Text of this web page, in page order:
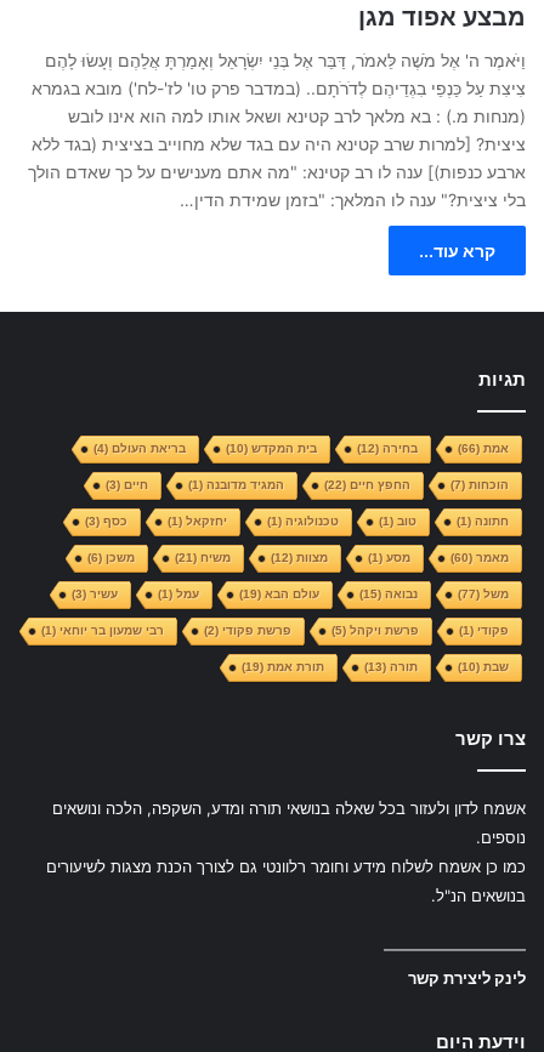
מבצע אפוד מגן
וַיֹּאמֶר ה' אֶל מֹשֶׁה לֵּאמֹר, דַּבֵּר אֶל בְּנֵי יִשְׂרָאֵל וְאָמַרְתָּ אֲלֵהֶם וְעָשׂוּ לָהֶם
צִיצִת עַל כַּנְפֵי בִגְדֵיהֶם לְדֹרֹתָם.. (במדבר פרק טו' לז'-לח') מובא בגמרא
(מנחות מ.) : בא מלאך לרב קטינא ושאל אותו למה הוא אינו לובש
ציצית? [למרות שרב קטינא היה עם בגד שלא מחוייב בציצית (בגד ללא
ארבע כנפות)] ענה לו רב קטינא: "מה אתם מענישים על כך שאדם הולך
בלי ציצית?" ענה לו המלאך: "בזמן שמידת הדין…
קרא עוד...
תגיות
אמת(66) בחירה(12) בית המקדש(10) בריאת העולם(4)
הוכחות(7) החפץ חיים(22) המגיד מדובנה(1) חיים(3)
חתונה(1) טוב(1) טכנולוגיה(1) יחזקאל(1) כסף(3)
מאמר(60) מסע(1) מצוות(12) משיח(21) משכן(6)
משל(77) נבואה(15) עולם הבא(19) עמל(1) עשיר(3)
פקודי (1) פרשת ויקהל(5) פרשת פקודי (2) רבי שמעון בר יוחאי (1)
שבת(10) תורה(13) תורת אמת(19)
צרו קשר
אשמח לדון ולעזור בכל שאלה בנושאי תורה ומדע, השקפה, הלכה ונושאים
נוספים.
כמו כן אשמח לשלוח מידע וחומר רלוונטי גם לצורך הכנת מצגות לשיעורים
בנושאים הנ"ל.
—————————
לינק ליצירת קשר
וידעת היום